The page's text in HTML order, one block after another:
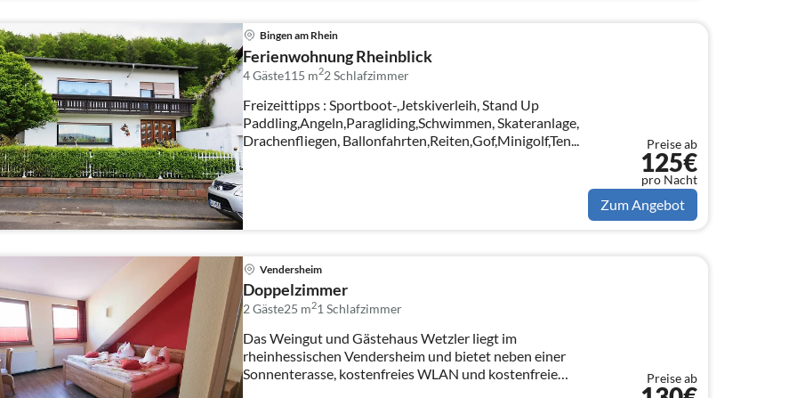
Bingen am Rhein
Ferienwohnung Rheinblick
4 Gäste115 m22Schlafzimmer
Freizeittipps : Sportboot-,Jetskiverleih, Stand Up
Paddling,Angeln,Paragliding,Schwimmen, Skateranlage,
Drachenfliegen, Ballonfahrten,Reiten,Gof,Minigolf,Ten...
Preise ab
125€
pro Nacht
Zum Angebot
Vendersheim
Doppelzimmer
2 Gäste25 m21Schlafzimmer
Das Weingut und Gästehaus Wetzler liegt im
rheinhessischen Vendersheim und bietet neben einer
Sonnenterasse, kostenfreies WLAN und kostenfreie
Preise ab